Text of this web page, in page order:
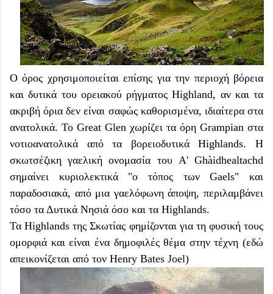
Ο όρος χρησιμοποιείται επίσης για την περιοχή βόρεια
και δυτικά του ορειακού ρήγματος Highland, αν και τα
ακριβή όρια δεν είναι σαφώς καθορισμένα, ιδιαίτερα στα
ανατολικά. Το Great Glen χωρίζει τα όρη Grampian στα
νοτιοανατολικά από τα βορειοδυτικά Highlands. Η
σκωτσέζικη γαελική ονομασία του A' Ghàidhealtachd
σημαίνει κυριολεκτικά "ο τόπος των Gaels" και
παραδοσιακά, από μια γαελόφωνη άποψη, περιλαμβάνει
τόσο τα Δυτικά Νησιά όσο και τα Highlands.
Τα Highlands της Σκωτίας φημίζονται για τη φυσική τους
ομορφιά και είναι ένα δημοφιλές θέμα στην τέχνη (εδώ
απεικονίζεται από τον Henry Bates Joel)